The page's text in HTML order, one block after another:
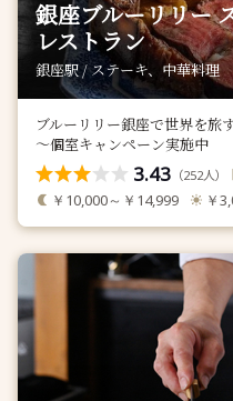
銀座ブルーリリー
レストラン
銀座駅 / ステーキ、中華料理
ブルーリリー銀座で世界を旅
～個室キャンペーン実施中
3.43 （252人）
￥10,000～￥14,999 ￥